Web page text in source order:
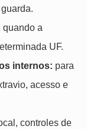
quando a
UF.
internos: para
acesso e
controles de